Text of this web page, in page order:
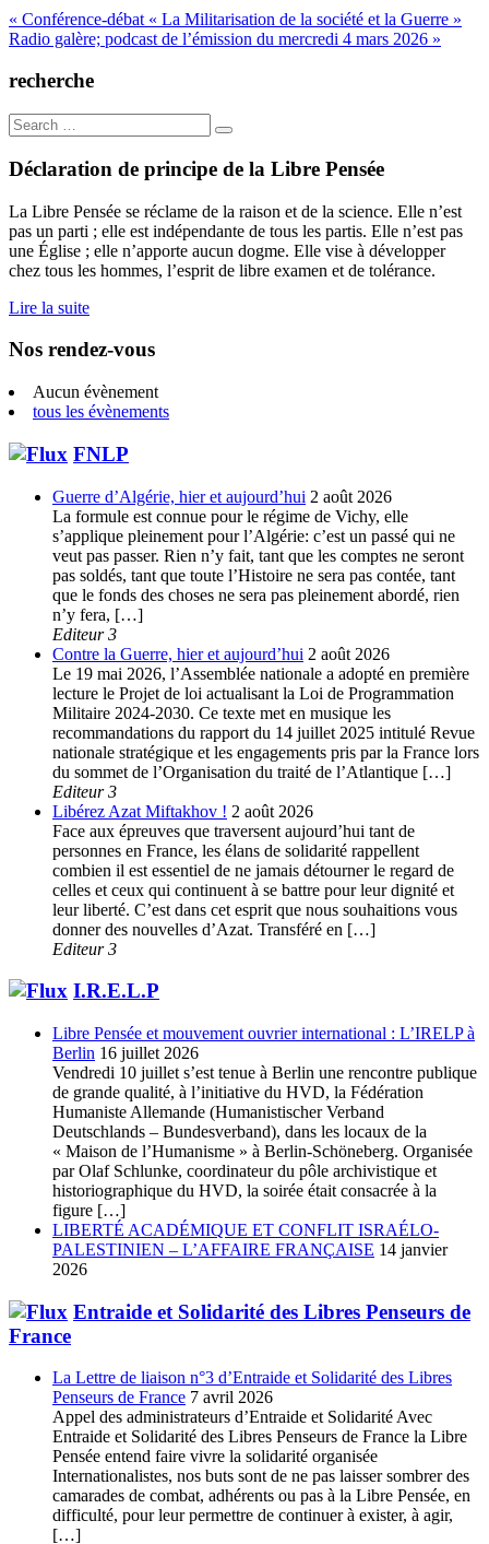
Navigation
de
l’article
« Conférence-débat « La Militarisation de la société et la Guerre »
Radio galère; podcast de l’émission du mercredi 4 mars 2026 »
recherche
Search
for:
Déclaration de principe de la Libre Pensée
La Libre Pensée se réclame de la raison et de la science. Elle n’est
pas un parti ; elle est indépendante de tous les partis. Elle n’est pas
une Église ; elle n’apporte aucun dogme. Elle vise à développer
chez tous les hommes, l’esprit de libre examen et de tolérance.
Lire la suite
Nos rendez-vous
Aucun évènement
tous les évènements
FNLP
Guerre d’Algérie, hier et aujourd’hui 2 août 2026
La formule est connue pour le régime de Vichy, elle
s’applique pleinement pour l’Algérie: c’est un passé qui ne
veut pas passer. Rien n’y fait, tant que les comptes ne seront
pas soldés, tant que toute l’Histoire ne sera pas contée, tant
que le fonds des choses ne sera pas pleinement abordé, rien
n’y fera, […]
Editeur 3
Contre la Guerre, hier et aujourd’hui 2 août 2026
Le 19 mai 2026, l’Assemblée nationale a adopté en première
lecture le Projet de loi actualisant la Loi de Programmation
Militaire 2024-2030. Ce texte met en musique les
recommandations du rapport du 14 juillet 2025 intitulé Revue
nationale stratégique et les engagements pris par la France lors
du sommet de l’Organisation du traité de l’Atlantique […]
Editeur 3
Libérez Azat Miftakhov ! 2 août 2026
Face aux épreuves que traversent aujourd’hui tant de
personnes en France, les élans de solidarité rappellent
combien il est essentiel de ne jamais détourner le regard de
celles et ceux qui continuent à se battre pour leur dignité et
leur liberté. C’est dans cet esprit que nous souhaitions vous
donner des nouvelles d’Azat. Transféré en […]
Editeur 3
I.R.E.L.P
Libre Pensée et mouvement ouvrier international : L’IRELP à
Berlin 16 juillet 2026
Vendredi 10 juillet s’est tenue à Berlin une rencontre publique
de grande qualité, à l’initiative du HVD, la Fédération
Humaniste Allemande (Humanistischer Verband
Deutschlands – Bundesverband), dans les locaux de la
« Maison de l’Humanisme » à Berlin-Schöneberg. Organisée
par Olaf Schlunke, coordinateur du pôle archivistique et
historiographique du HVD, la soirée était consacrée à la
figure […]
LIBERTÉ ACADÉMIQUE ET CONFLIT ISRAÉLO-
PALESTINIEN – L’AFFAIRE FRANÇAISE 14 janvier
2026
Entraide et Solidarité des Libres Penseurs de
France
La Lettre de liaison n°3 d’Entraide et Solidarité des Libres
Penseurs de France 7 avril 2026
Appel des administrateurs d’Entraide et Solidarité Avec
Entraide et Solidarité des Libres Penseurs de France la Libre
Pensée entend faire vivre la solidarité organisée
Internationalistes, nos buts sont de ne pas laisser sombrer des
camarades de combat, adhérents ou pas à la Libre Pensée, en
difficulté, pour leur permettre de continuer à exister, à agir,
[…]